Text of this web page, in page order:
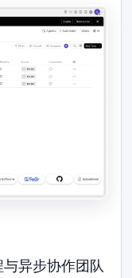
异步协作团队